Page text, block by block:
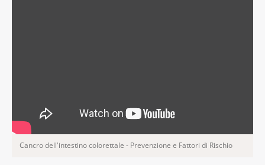
Cancro dell'intestino colorettale - Prevenzione e Fattori di Rischio